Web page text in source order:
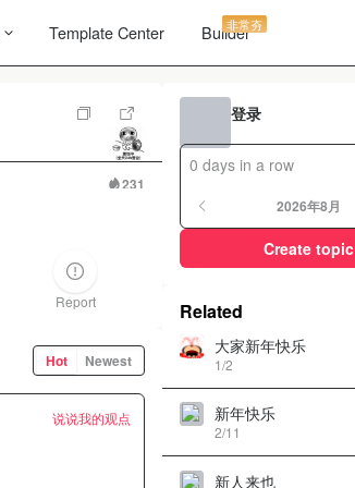
Template Center Builder
非常夯
231
Report
Hot Newest
说说我的观点
登录
0 days in a row
2026年8月
Create topic
Related
大家新年快乐
1/2
新年快乐
2/11
新人来也